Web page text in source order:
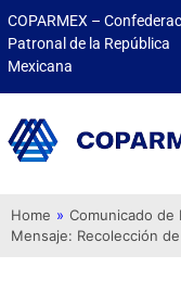
COPARMEX –
Patronal de la República
Mexicana
Home » Comunicado de
Mensaje: Recolección